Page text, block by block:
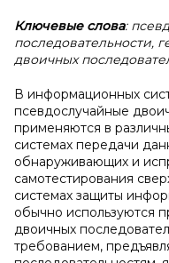
Ключевые слова:
последовательности,
двоичных
В информационных
псевдослучайные
применяются в
системах передачи
обнаруживающих и
самотестирования
системах защиты
обычно используются
двоичных
требованием,